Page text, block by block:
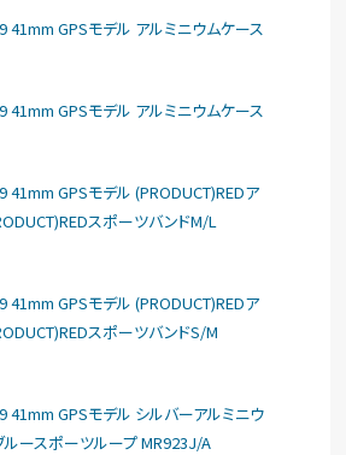
GPSモデル アルミニウムケース
GPSモデル アルミニウムケース
GPSモデル (PRODUCT)REDア
スポーツバンドM/L
GPSモデル (PRODUCT)REDア
スポーツバンドS/M
GPSモデル シルバーアルミニウ
ルースポーツループ MR923J/A